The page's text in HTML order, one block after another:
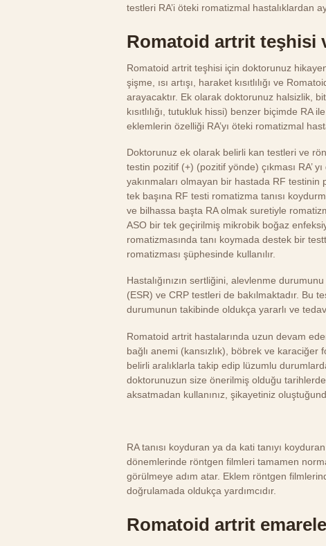
testleri RA’i öteki romatizmal hastalıklardan
Romatoid artrit teşhisi
Romatoid artrit teşhisi için doktorunuz
şişme, ısı artışı, haraket kısıtlılığı ve
arayacaktır. Ek olarak doktorunuz halsizlik,
kısıtlılığı, tutukluk hissi) benzer biçimde RA
eklemlerin özelliği RA’yı öteki romatizmal
Doktorunuz ek olarak belirli kan testleri ve
testin pozitif (+) (pozitif yönde) çıkması RA’
yakınmaları olmayan bir hastada RF testinin
tek başına RF testi romatizma tanısı
ve bilhassa başta RA olmak suretiyle
ASO bir tek geçirilmiş mikrobik boğaz
romatizmasında tanı koymada destek bir
romatizması şüphesinde kullanılır.
Hastalığınızın sertliğini, alevlenme
(ESR) ve CRP testleri de bakılmaktadır. Bu
durumunun takibinde oldukça yararlı ve
Romatoid artrit hastalarında uzun devam
bağlı anemi (kansızlık), böbrek ve
belirli aralıklarla takip edip lüzumlu
doktorunuzun size önerilmiş olduğu
aksatmadan kullanınız, şikayetiniz
RA tanısı koyduran ya da kati tanıyı
dönemlerinde röntgen filmleri tamamen
görülmeye adım atar. Eklem röntgen
doğrulamada oldukça yardımcıdır.
Romatoid artrit